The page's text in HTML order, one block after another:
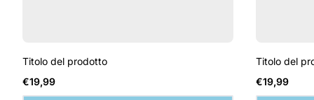
Titolo del prodotto
Prezzo
normale
€19,99
Titolo del
Prezzo
normale
€19,99